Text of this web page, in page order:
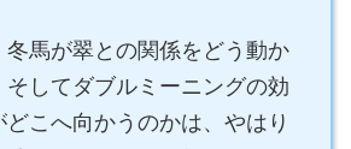
馬が翠との関係をどう動か
そしてダブルミーニングの効
こへ向かうのかは、やはり